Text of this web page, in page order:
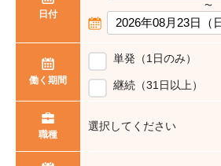
日付
〜
働く期間
単発（1日のみ）
継続（31日以上）
職種
選択してください